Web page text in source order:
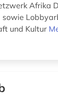
Afrika
und Kultur